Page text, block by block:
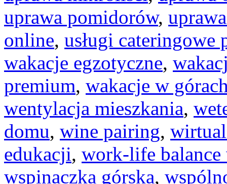
uprawa pomidorów,
online, usługi cateringowe
wakacje egzotyczne,
premium, wakacje w
wentylacja mieszkania,
domu, wine pairing,
edukacji, work-life balance
wspinaczka górska,